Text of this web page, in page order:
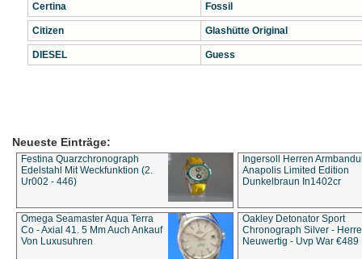
Certina
Citizen
DIESEL
Fossil
Glashütte Original
Guess
Neueste Einträge:
Festina Quarzchronograph
Edelstahl Mit Weckfunktion (2.
Ur002 - 446)
Ingersoll Herren
Anapolis Limited Edition
Dunkelbraun In1402cr
Omega Seamaster Aqua Terra
Co - Axial 41. 5 Mm Auch Ankauf
Von Luxusuhren
Oakley Detonator Sport
Chronograph Silver -
Neuwertig - Uvp War €489